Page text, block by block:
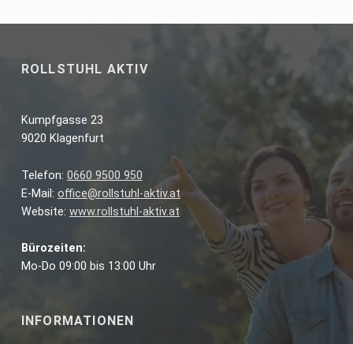
ROLLSTUHL AKTIV
Kumpfgasse 23
9020 Klagenfurt
Telefon: 0660 9500 950
E-Mail: office@rollstuhl-aktiv.at
Website: www.rollstuhl-aktiv.at
Bürozeiten:
Mo-Do 09:00 bis 13:00 Uhr
INFORMATIONEN